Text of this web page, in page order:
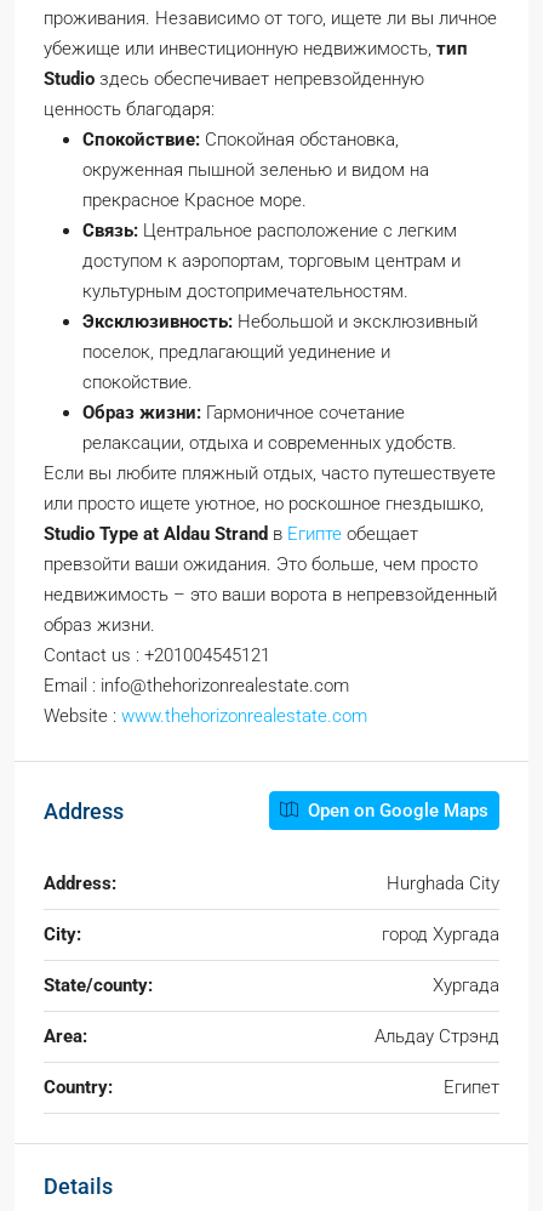
проживания. Независимо от того, ищете ли вы личное
убежище или инвестиционную недвижимость, тип
Studio здесь обеспечивает непревзойденную
ценность благодаря:
Спокойствие: Спокойная обстановка,
окруженная пышной зеленью и видом на
прекрасное Красное море.
Связь: Центральное расположение с легким
доступом к аэропортам, торговым центрам и
культурным достопримечательностям.
Эксклюзивность: Небольшой и эксклюзивный
поселок, предлагающий уединение и
спокойствие.
Образ жизни: Гармоничное сочетание
релаксации, отдыха и современных удобств.
Если вы любите пляжный отдых, часто путешествуете
или просто ищете уютное, но роскошное гнездышко,
Studio Type at Aldau Strand в Египте обещает
превзойти ваши ожидания. Это больше, чем просто
недвижимость – это ваши ворота в непревзойденный
образ жизни.
Contact us : +201004545121
Email : info@thehorizonrealestate.com
Website : www.thehorizonrealestate.com
Address Open on Google Maps
Address: Hurghada City
City: город Хургада
State/county: Хургада
Area: Альдау Стрэнд
Country: Египет
Details